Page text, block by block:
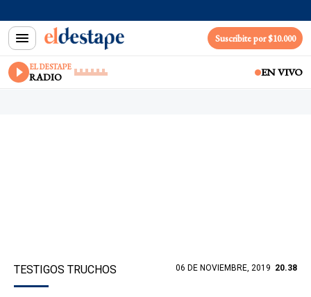
Suscribite por $10.000
EL DESTAPE
RADIO EN VIVO
TESTIGOS TRUCHOS 06 DE NOVIEMBRE, 2019 20.38